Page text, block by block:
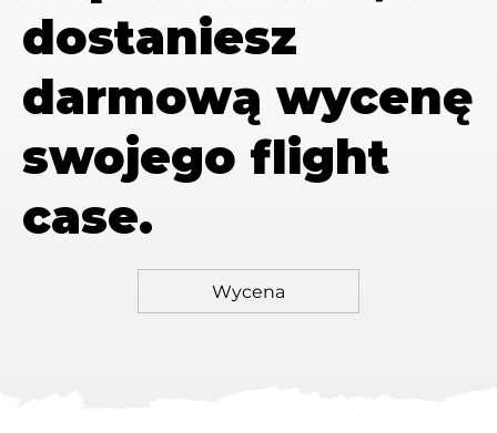
dostaniesz
darmową wycenę
swojego flight
case.